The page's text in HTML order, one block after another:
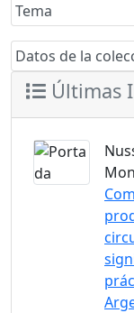
Tema
Datos de la
Últimas